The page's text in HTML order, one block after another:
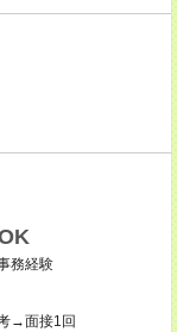
務経験
→面接1回